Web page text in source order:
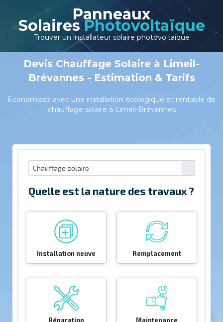
Panneaux
Solaires Photovoltaïque
Trouver un installateur solaire photovoltaïque
Devis Chauffage Solaire à Limeil-
Brévannes - Estimation & Tarifs
Économisez avec une installation écologique et rentable de
chauffage solaire à Limeil-Brévannes